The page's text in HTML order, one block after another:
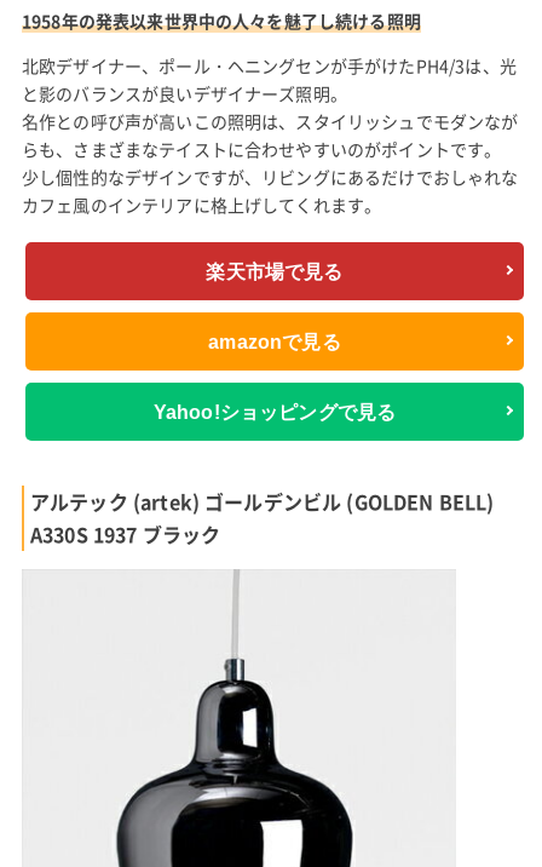
1958年の発表以来世界中の人々を魅了し続ける照明
北欧デザイナー、ポール・ヘニングセンが手がけたPH4/3は、光
と影のバランスが良いデザイナーズ照明。
名作との呼び声が高いこの照明は、スタイリッシュでモダンなが
らも、さまざまなテイストに合わせやすいのがポイントです。
少し個性的なデザインですが、リビングにあるだけでおしゃれな
カフェ風のインテリアに格上げしてくれます。
楽天市場で見る
amazonで見る
Yahoo!ショッピングで見る
アルテック (artek) ゴールデンビル (GOLDEN BELL)
A330S 1937 ブラック